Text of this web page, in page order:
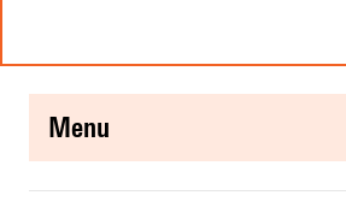
menu